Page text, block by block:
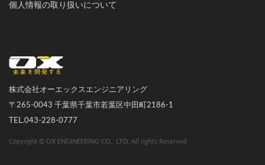
個人情報の取り扱いについて
株式会社オーエックスエンジニアリング
〒265-0043 千葉県千葉市若葉区中田町2186-1
TEL.043-228-0777
Copyright © OX ENGINEERING CO., LTD. All rights Reserved.